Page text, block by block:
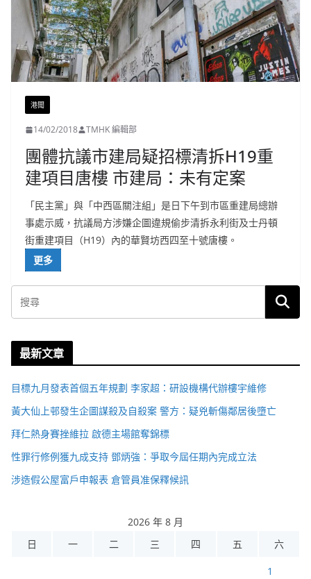
港聞
14/02/2018 TMHK 編輯部
團體抗議市建局疑招標清拆H19重
建項目唐樓 市建局：未有定案
「民主黨」與「中西區關注組」是日下午到市區重建局總辦
事處示威，抗議局方涉嫌企圖違規偷步清拆永利街及士丹頓
街重建項目（H19）內的華賢坊西四至十號唐樓。
更多
最新文章
目標九月發表首個五年規劃 李家超：研設機構代辦樓宇維修
黃大仙上邨發生企圖謀殺及自殺案 警方：疑兇斬傷鄰居後墮亡
拜仁熱身賽挫維拉 啟德主場館奪錦標
性罪行修例獲九成支持 鄧炳強：爭取今屆任期內完成立法
涉造假公屋富戶申報表 倉管員准保釋候訊
2026 年 8 月
日
一 二 三 四 五 六
1